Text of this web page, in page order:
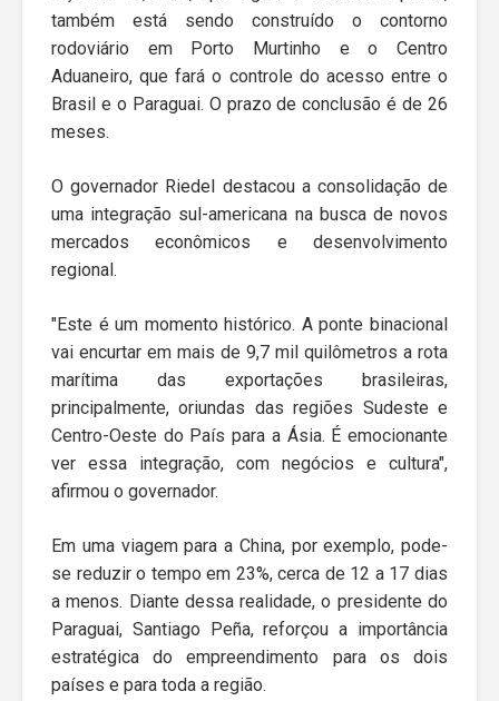
também está sendo construído o contorno
rodoviário em Porto Murtinho e o Centro
Aduaneiro, que fará o controle do acesso entre o
Brasil e o Paraguai. O prazo de conclusão é de 26
meses.
O governador Riedel destacou a consolidação de
uma integração sul-americana na busca de novos
mercados econômicos e desenvolvimento
regional.
"Este é um momento histórico. A ponte binacional
vai encurtar em mais de 9,7 mil quilômetros a rota
marítima das exportações brasileiras,
principalmente, oriundas das regiões Sudeste e
Centro-Oeste do País para a Ásia. É emocionante
ver essa integração, com negócios e cultura",
afirmou o governador.
Em uma viagem para a China, por exemplo, pode-
se reduzir o tempo em 23%, cerca de 12 a 17 dias
a menos. Diante dessa realidade, o presidente do
Paraguai, Santiago Peña, reforçou a importância
estratégica do empreendimento para os dois
países e para toda a região.